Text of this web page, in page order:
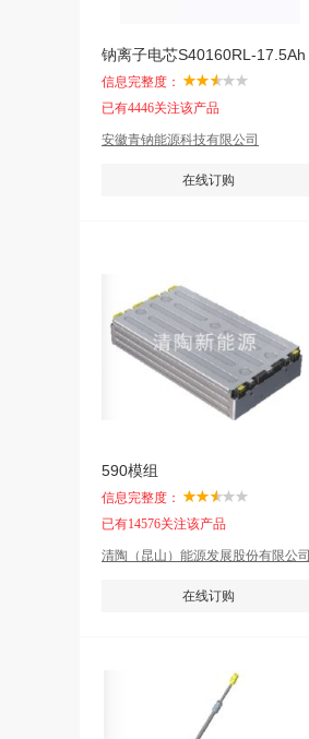
钠离子电芯S40160RL-17.5Ah
信息完整度：
已有4446关注该产品
安徽青钠能源科技有限公司
在线订购
590模组
信息完整度：
已有14576关注该产品
清陶（昆山）能源发展股份有限公司
在线订购